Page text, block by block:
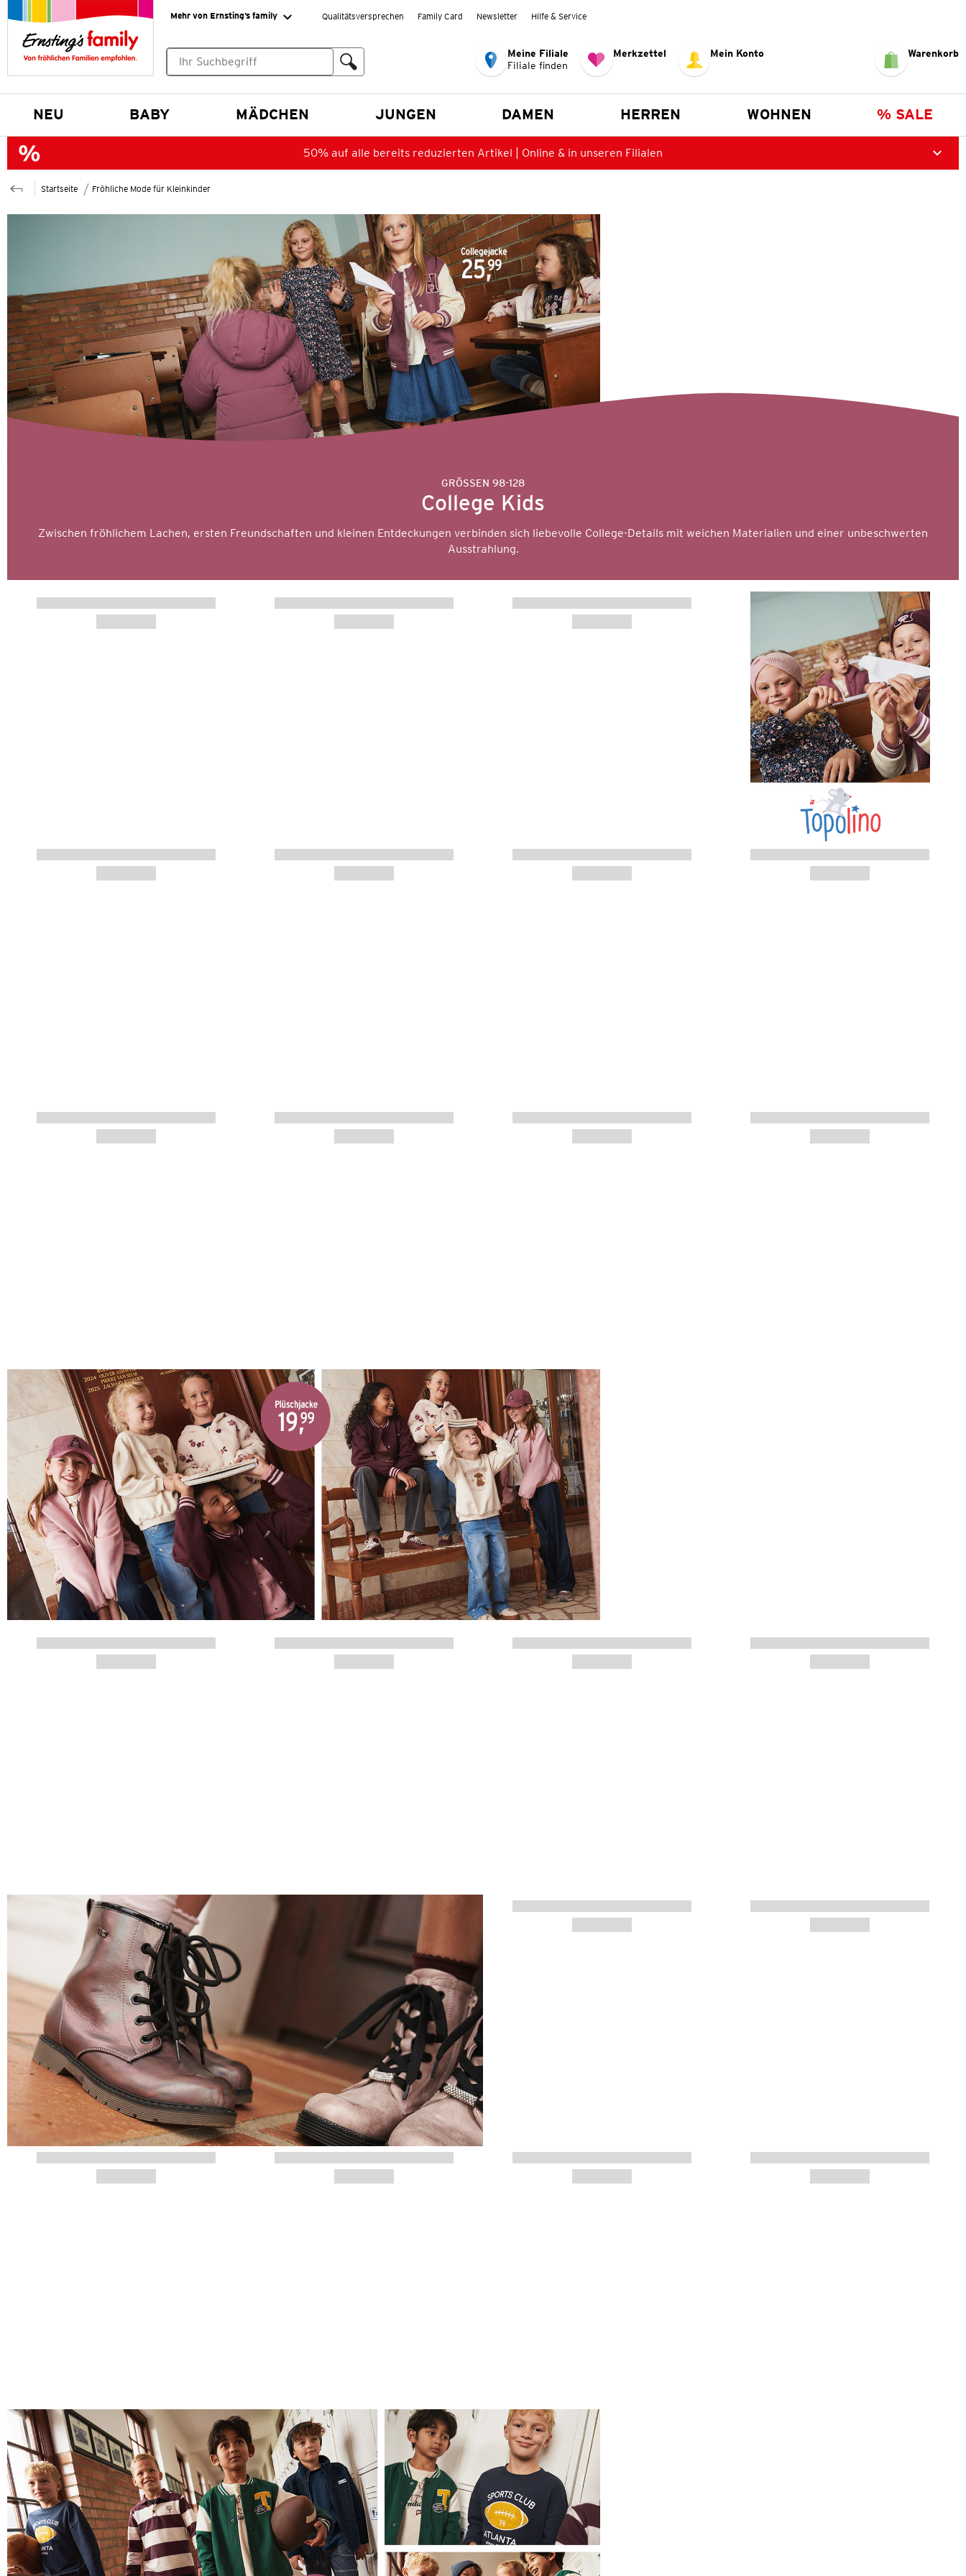
Mehr von Ernsting’s family Qualitätsversprechen Family Card Newsletter Hilfe & Service
Meine Filiale
Filiale finden
Merkzettel Mein Konto Warenkorb
NEU BABY MÄDCHEN JUNGEN DAMEN HERREN WOHNEN % SALE
50% auf alle bereits reduzierten Artikel | Online & in unseren Filialen
Startseite Fröhliche Mode für Kleinkinder
GRÖSSEN 98-128
College Kids
Zwischen fröhlichem Lachen, ersten Freundschaften und kleinen Entdeckungen verbinden sich liebevolle College-Details mit weichen Materialien und einer unbeschwerten
Ausstrahlung.